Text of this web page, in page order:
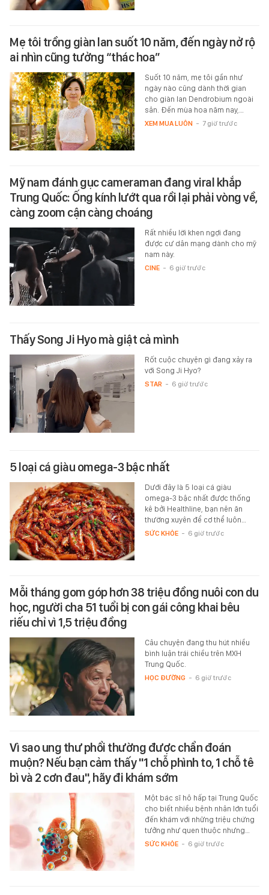
Mẹ tôi trồng giàn lan suốt 10 năm, đến ngày nở rộ
ai nhìn cũng tưởng “thác hoa”
Suốt 10 năm, mẹ tôi gần như
ngày nào cũng dành thời gian
cho giàn lan Dendrobium ngoài
sân. Đến mùa hoa năm nay,…
XEM MUA LUÔN - 7 giờ trước
Mỹ nam đánh gục cameraman đang viral khắp
Trung Quốc: Ống kính lướt qua rồi lại phải vòng về,
càng zoom cận càng choáng
Rất nhiều lời khen ngợi đang
được cư dân mạng dành cho mỹ
nam này.
CINE - 6 giờ trước
Thấy Song Ji Hyo mà giật cả mình
Rốt cuộc chuyện gì đang xảy ra
với Song Ji Hyo?
STAR - 6 giờ trước
5 loại cá giàu omega-3 bậc nhất
Dưới đây là 5 loại cá giàu
omega-3 bậc nhất được thống
kê bởi Healthline, bạn nên ăn
thường xuyên để cơ thể luôn…
SỨC KHỎE - 6 giờ trước
Mỗi tháng gom góp hơn 38 triệu đồng nuôi con du
học, người cha 51 tuổi bị con gái công khai bêu
riếu chỉ vì 1,5 triệu đồng
Câu chuyện đang thu hút nhiều
bình luận trái chiều trên MXH
Trung Quốc.
HỌC ĐƯỜNG - 6 giờ trước
Vì sao ung thư phổi thường được chẩn đoán
muộn? Nếu bạn cảm thấy "1 chỗ phình to, 1 chỗ tê
bì và 2 cơn đau", hãy đi khám sớm
Một bác sĩ hô hấp tại Trung Quốc
cho biết nhiều bệnh nhân lớn tuổi
đến khám với những triệu chứng
tưởng như quen thuộc nhưng…
SỨC KHỎE - 6 giờ trước